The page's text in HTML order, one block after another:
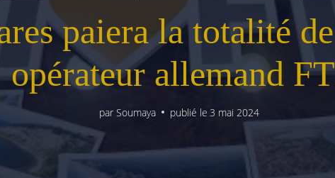
Balkans
Amérique du Sud
Afrique
paiera la totalité
opérateur allemand
par Soumaya publié le 3 mai 2024